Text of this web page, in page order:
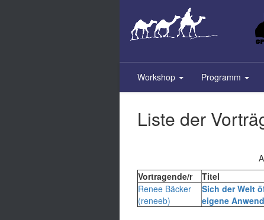
main
content
Workshop Programm
Liste der
Vortragende/r
Titel
Renee Bäcker
(‎reneeb‎)
‎Sich der Welt
eigene